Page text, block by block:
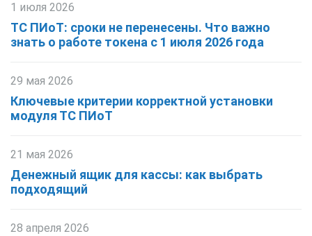
1 июля 2026
ТС ПИоТ: сроки не перенесены. Что важно
знать о работе токена с 1 июля 2026 года
29 мая 2026
Ключевые критерии корректной установки
модуля ТС ПИоТ
21 мая 2026
Денежный ящик для кассы: как выбрать
подходящий
28 апреля 2026